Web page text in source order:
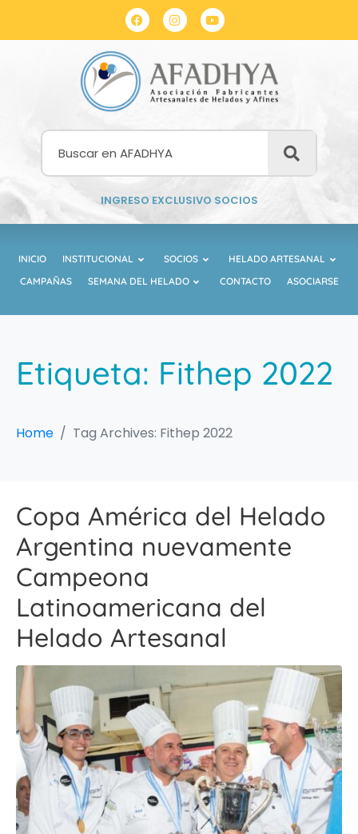
INGRESO EXCLUSIVO SOCIOS
INICIO INSTITUCIONAL SOCIOS
HELADO ARTESANAL
CAMPAÑAS
SEMANA DEL HELADO CONTACTO ASOCIARSE
Etiqueta: Fithep 2022
Home Tag Archives: Fithep 2022
Copa América del Helado
Argentina nuevamente
Campeona
Latinoamericana del
Helado Artesanal